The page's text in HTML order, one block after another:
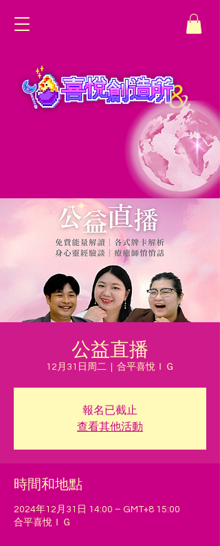
公益直播
12月31日周二 合平喜悅ＩＧ
報名已截止
查看其他活動
時間和地點
2024年12月31日 14:00 – GMT+8 15:00
合平喜悅ＩＧ